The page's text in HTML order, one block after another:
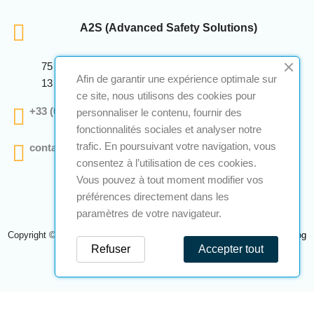
A2S (Advanced Safety Solutions)
75 Avenue Marcellin Berthelot Anthelios Bâtiment E
13 290 Aix En Provence
+33 (0)4 12 28 00 69
contact@a2s-atex.com
Copyright © 2026 A2S Atex. Tous droits réservés. Une réalisationNavilog
Afin de garantir une expérience optimale sur
ce site, nous utilisons des cookies pour
personnaliser le contenu, fournir des
fonctionnalités sociales et analyser notre
trafic. En poursuivant votre navigation, vous
consentez à l’utilisation de ces cookies.
Vous pouvez à tout moment modifier vos
préférences directement dans les
paramètres de votre navigateur.
Accepter tout
Refuser